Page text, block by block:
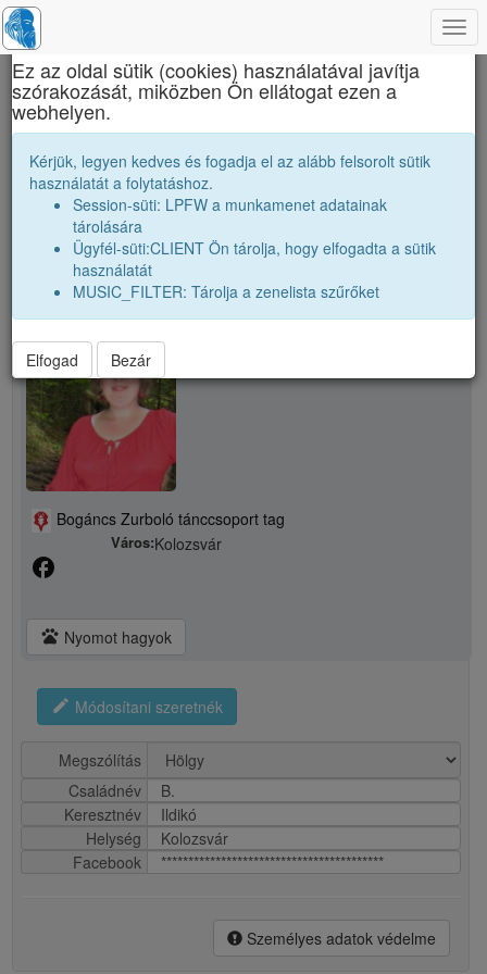
Brassai Sámuel Líceum
B. Ildikó
B. Ildikó
Bogáncs Zurboló tánccsoport tag
Város:Kolozsvár
facebook
pets Nyomot hagyok
edit Módosítani szeretnék
Megszólítás
Családnév
B.
Keresztnév
Ildikó
Helység
Kolozsvár
Facebook
*****************************************
Személyes adatok védelme
×
Ez az oldal sütik (cookies) használatával javítja
szórakozását, miközben Ön ellátogat ezen a
webhelyen.
Kérjük, legyen kedves és fogadja el az alább felsorolt sütik
használatát a folytatáshoz.
Session-süti: LPFW a munkamenet adatainak
tárolására
Ügyfél-süti:CLIENT Ön tárolja, hogy elfogadta a sütik
használatát
MUSIC_FILTER: Tárolja a zenelista szűrőket
Elfogad Bezár